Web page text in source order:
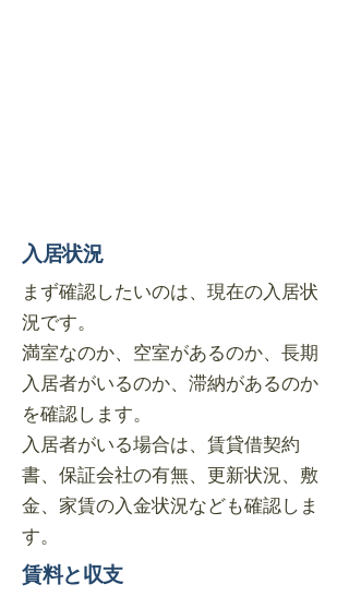
入居状況
まず確認したいのは、現在の入居状
況です。
満室なのか、空室があるのか、長期
入居者がいるのか、滞納があるのか
を確認します。
入居者がいる場合は、賃貸借契約
書、保証会社の有無、更新状況、敷
金、家賃の入金状況なども確認しま
す。
賃料と収支